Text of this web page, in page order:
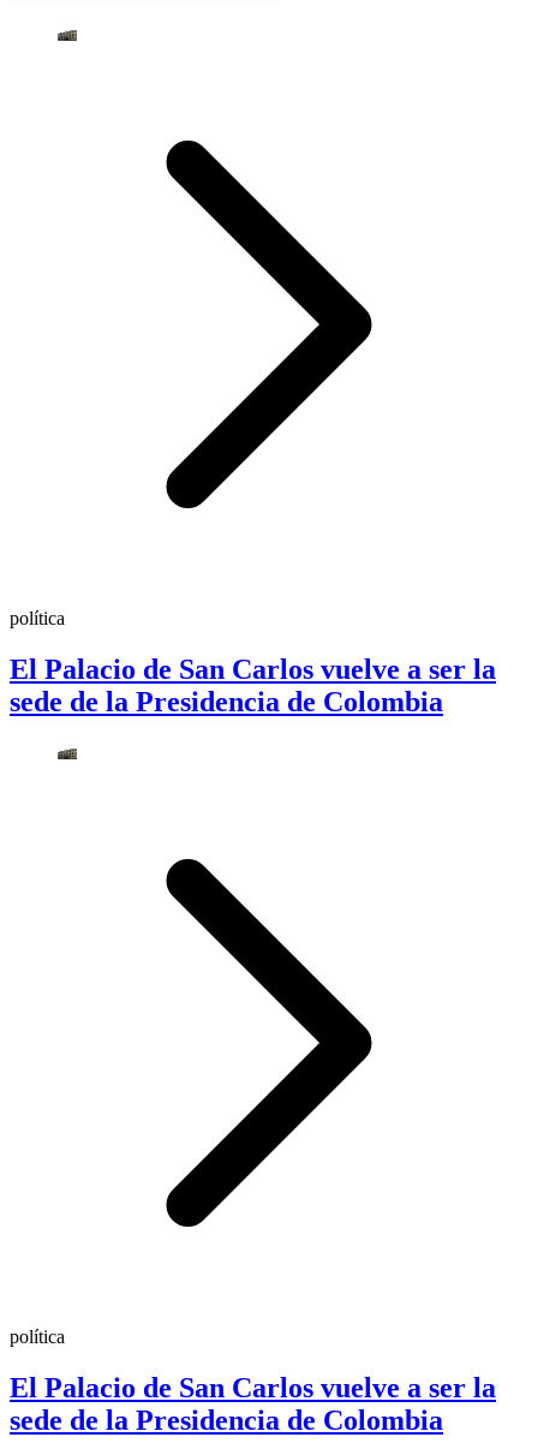
política
El Palacio de San Carlos vuelve a ser la
sede de la Presidencia de Colombia
política
El Palacio de San Carlos vuelve a ser la
sede de la Presidencia de Colombia